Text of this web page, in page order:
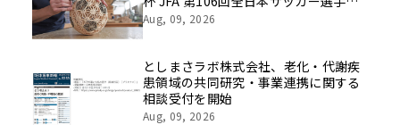
大会の公式ビジュアルにも採用 ―
Aug, 09, 2026
としまさラボ株式会社、老化・代謝疾
患領域の共同研究・事業連携に関する
相談受付を開始
Aug, 09, 2026